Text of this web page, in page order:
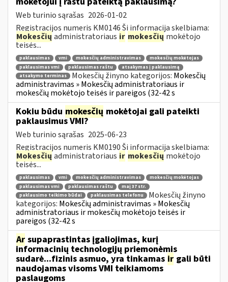
Web turinio sąrašas 2026-01-02
Registracijos numeris KM0146 Ši informacija skelbiama:
Mokesčių administratoriaus ir mokesčių mokėtojo
teisės...
paklausimas vmi mokesčių administravimas
mokesčių mokėtojas
paklausimas vmi
paklausimas raštu
atsakymas į paklausimą
atsakymo terminas
Mokesčių žinyno kategorijos: Mokesčių
administravimas » Mokesčių administratoriaus ir
mokesčių mokėtojo teisės ir pareigos (32-42 s
Kokiu būdu mokesčių mokėtojai gali pateikti
paklausimus VMI?
Web turinio sąrašas 2025-06-23
Registracijos numeris KM0190 Ši informacija skelbiama:
Mokesčių administratoriaus ir mokesčių mokėtojo
teisės...
paklausimas vmi mokesčių administravimas
mokesčių mokėtojas
paklausimas vmi
paklausimas raštu
maį 37 str.
paklausimo teikimo būdai
paklausimas telefonu
Mokesčių žinyno
kategorijos: Mokesčių administravimas » Mokesčių
administratoriaus ir mokesčių mokėtojo teisės ir
pareigos (32-42 s
Ar supaprastintas įgaliojimas, kurį
informacinių technologijų priemonėmis
sudarė...fizinis asmuo, yra tinkamas ir gali būti
naudojamas visoms VMI teikiamoms
paslaugoms